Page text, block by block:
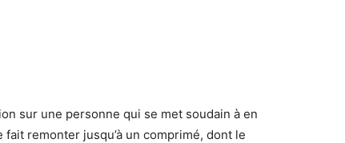
sur une personne qui se met soudain à en
remonter jusqu’à un comprimé, dont le